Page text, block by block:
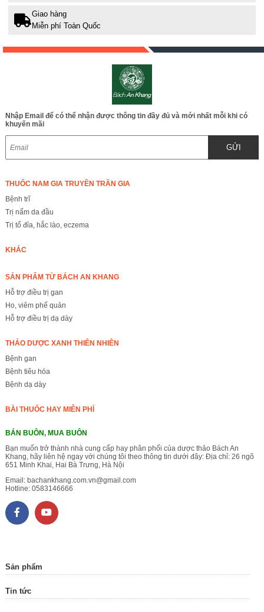
Giao hàng
Miễn phí Toàn Quốc
Nhập Email để có thể nhận được thông tin đầy đủ và mới nhất mỗi khi có
khuyến mãi
GỬI
THUỐC NAM GIA TRUYỀN TRẦN GIA
Bệnh trĩ
Trị nấm da đầu
Trị tổ đỉa, hắc lào, eczema
KHÁC
SẢN PHẨM TỪ BÁCH AN KHANG
Hỗ trợ điều trị gan
Ho, viêm phế quản
Hỗ trợ điều trị dạ dày
THẢO DƯỢC XANH THIÊN NHIÊN
Bệnh gan
Bệnh tiêu hóa
Bệnh dạ dày
BÀI THUỐC HAY MIỄN PHÍ
BÁN BUÔN, MUA BUÔN
Bạn muốn trở thành nhà cung cấp hay phân phối của dược thảo Bách An
Khang, hãy liên hệ ngay với chúng tôi theo thông tin dưới đây: Địa chỉ: 26 ngõ
651 Minh Khai, Hai Bà Trưng, Hà Nội
Email: bachankhang.com.vn@gmail.com
Hotline: 0583146666
Sản phẩm
Tin tức